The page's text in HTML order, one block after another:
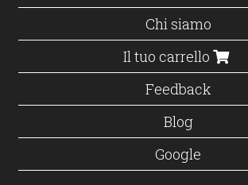
Chi siamo
Il tuo carrello
Feedback
Blog
Google